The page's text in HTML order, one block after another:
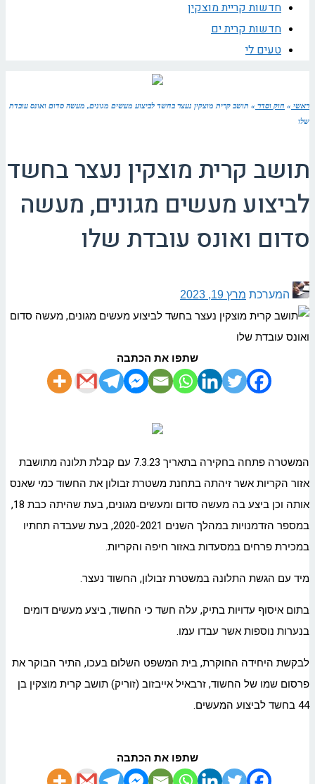
חדשות קריית מוצקין
חדשות קרית ים
טעים לי
ראשי » חוק וסדר » תושב קרית מוצקין נעצר בחשד לביצוע מעשים מגונים, מעשה סדום ואונס עובדת
שלו
תושב קרית מוצקין נעצר בחשד
לביצוע מעשים מגונים, מעשה
סדום ואונס עובדת שלו
המערכת מרץ 19, 2023
שתפו את הכתבה
המשטרה פתחה בחקירה בתאריך 7.3.23 עם קבלת תלונה מתושבת
אזור הקריות אשר זיהתה בתחנת משטרת זבולון את החשוד כמי שאנס
אותה וכן ביצע בה מעשה סדום ומעשים מגונים, בעת שהיתה כבת 18,
במספר הזדמנויות במהלך השנים 2020-2021, בעת שעבדה תחתיו
במכירת פרחים במסעדות באזור חיפה והקריות.
מיד עם הגשת התלונה במשטרת זבולון, החשוד נעצר.
בתום איסוף עדויות בתיק, עלה חשד כי החשוד, ביצע מעשים דומים
בנערות נוספות אשר עבדו עמו.
לבקשת היחידה החוקרת, בית המשפט השלום בעכו, התיר הבוקר את
פרסום שמו של החשוד, זרבאיל אייבזוב (זוריק) תושב קרית מוצקין בן
44 בחשד לביצוע המעשים.
שתפו את הכתבה